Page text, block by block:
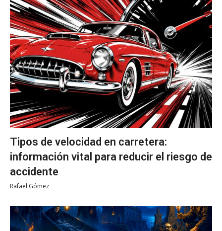
Tipos de velocidad en carretera:
información vital para reducir el riesgo de
accidente
Rafael Gómez